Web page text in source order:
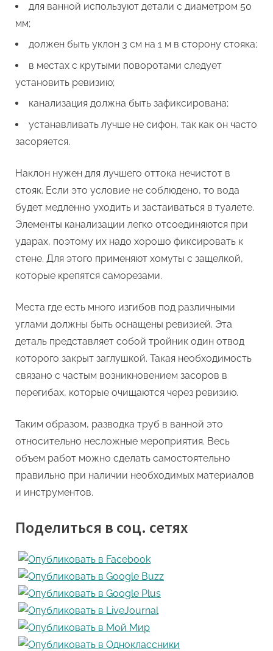
для ванной используют детали с диаметром 50
мм;
должен быть уклон 3 см на 1 м в сторону стояка;
в местах с крутыми поворотами следует
установить ревизию;
канализация должна быть зафиксирована;
устанавливать лучше не сифон, так как он часто
засоряется.
Наклон нужен для лучшего оттока нечистот в
стояк. Если это условие не соблюдено, то вода
будет медленно уходить и застаиваться в туалете.
Элементы канализации легко отсоединяются при
ударах, поэтому их надо хорошо фиксировать к
стене. Для этого применяют хомуты с защелкой,
которые крепятся саморезами.
Места где есть много изгибов под различными
углами должны быть оснащены ревизией. Эта
деталь представляет собой тройник один отвод
которого закрыт заглушкой. Такая необходимость
связано с частым возникновением засоров в
перегибах, которые очищаются через ревизию.
Таким образом, разводка труб в ванной это
относительно несложные мероприятия. Весь
объем работ можно сделать самостоятельно
правильно при наличии необходимых материалов
и инструментов.
Поделиться в соц. сетях